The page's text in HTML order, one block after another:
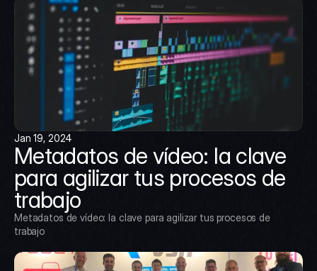
Jan 19, 2024
Metadatos de vídeo: la clave
para agilizar tus procesos de
trabajo
Metadatos de vídeo: la clave para agilizar tus procesos de
trabajo